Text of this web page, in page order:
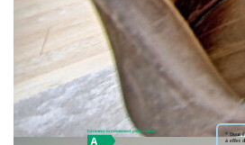
Nos honoraires Nous
Diagnostics énergétiques